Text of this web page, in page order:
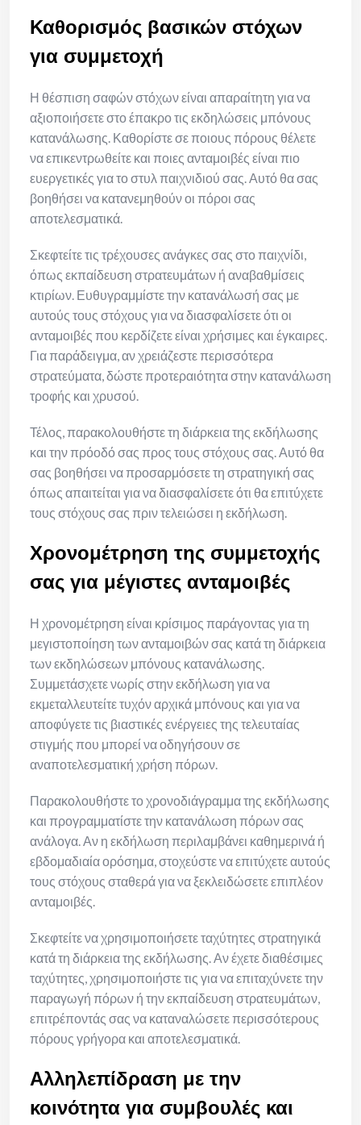
Καθορισμός βασικών στόχων
για συμμετοχή
Η θέσπιση σαφών στόχων είναι απαραίτητη για να
αξιοποιήσετε στο έπακρο τις εκδηλώσεις μπόνους
κατανάλωσης. Καθορίστε σε ποιους πόρους θέλετε
να επικεντρωθείτε και ποιες ανταμοιβές είναι πιο
ευεργετικές για το στυλ παιχνιδιού σας. Αυτό θα σας
βοηθήσει να κατανεμηθούν οι πόροι σας
αποτελεσματικά.
Σκεφτείτε τις τρέχουσες ανάγκες σας στο παιχνίδι,
όπως εκπαίδευση στρατευμάτων ή αναβαθμίσεις
κτιρίων. Ευθυγραμμίστε την κατανάλωσή σας με
αυτούς τους στόχους για να διασφαλίσετε ότι οι
ανταμοιβές που κερδίζετε είναι χρήσιμες και έγκαιρες.
Για παράδειγμα, αν χρειάζεστε περισσότερα
στρατεύματα, δώστε προτεραιότητα στην κατανάλωση
τροφής και χρυσού.
Τέλος, παρακολουθήστε τη διάρκεια της εκδήλωσης
και την πρόοδό σας προς τους στόχους σας. Αυτό θα
σας βοηθήσει να προσαρμόσετε τη στρατηγική σας
όπως απαιτείται για να διασφαλίσετε ότι θα επιτύχετε
τους στόχους σας πριν τελειώσει η εκδήλωση.
Χρονομέτρηση της συμμετοχής
σας για μέγιστες ανταμοιβές
Η χρονομέτρηση είναι κρίσιμος παράγοντας για τη
μεγιστοποίηση των ανταμοιβών σας κατά τη διάρκεια
των εκδηλώσεων μπόνους κατανάλωσης.
Συμμετάσχετε νωρίς στην εκδήλωση για να
εκμεταλλευτείτε τυχόν αρχικά μπόνους και για να
αποφύγετε τις βιαστικές ενέργειες της τελευταίας
στιγμής που μπορεί να οδηγήσουν σε
αναποτελεσματική χρήση πόρων.
Παρακολουθήστε το χρονοδιάγραμμα της εκδήλωσης
και προγραμματίστε την κατανάλωση πόρων σας
ανάλογα. Αν η εκδήλωση περιλαμβάνει καθημερινά ή
εβδομαδιαία ορόσημα, στοχεύστε να επιτύχετε αυτούς
τους στόχους σταθερά για να ξεκλειδώσετε επιπλέον
ανταμοιβές.
Σκεφτείτε να χρησιμοποιήσετε ταχύτητες στρατηγικά
κατά τη διάρκεια της εκδήλωσης. Αν έχετε διαθέσιμες
ταχύτητες, χρησιμοποιήστε τις για να επιταχύνετε την
παραγωγή πόρων ή την εκπαίδευση στρατευμάτων,
επιτρέποντάς σας να καταναλώσετε περισσότερους
πόρους γρήγορα και αποτελεσματικά.
Αλληλεπίδραση με την
κοινότητα για συμβουλές και